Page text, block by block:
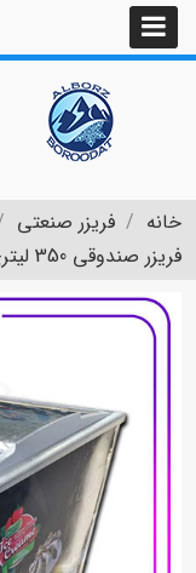
خانه فریزر صنعتی
فریزر صندوقی 350 لیتری